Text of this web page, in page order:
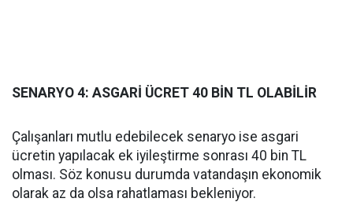
SENARYO 4: ASGARİ ÜCRET 40 BİN TL OLABİLİR
Çalışanları mutlu edebilecek senaryo ise asgari
ücretin yapılacak ek iyileştirme sonrası 40 bin TL
olması. Söz konusu durumda vatandaşın ekonomik
olarak az da olsa rahatlaması bekleniyor.